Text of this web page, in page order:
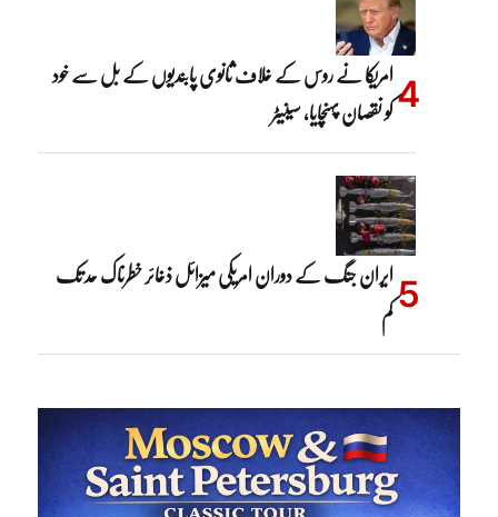
امریکا نے روس کے خلاف ثانوی پابندیوں کے بل سے خود
کو نقصان پہنچایا، سینیٹر
ایران جنگ کے دوران امریکی میزائل ذخائر خطرناک حد تک
کم